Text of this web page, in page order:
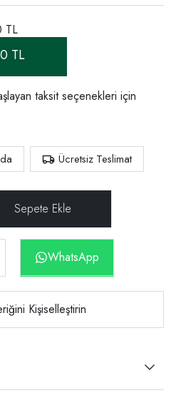
TL
TL
taksit seçenekleri için
Ücretsiz Teslimat
WhatsApp
Kişiselleştirin